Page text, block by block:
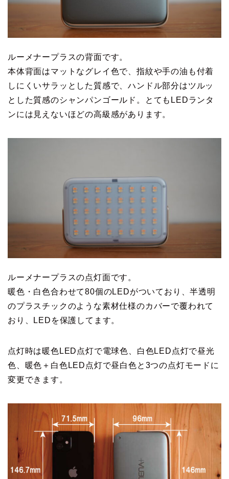
ルーメナープラスの背面です。
本体背面はマットなグレイ色で、指紋や手の油も付着
しにくいサラッとした質感で、ハンドル部分はツルッ
とした質感のシャンパンゴールド。とてもLEDランタ
ンには見えないほどの高級感があります。
ルーメナープラスの点灯面です。
暖色・白色合わせて80個のLEDがついており、半透明
のプラスチックのような素材仕様のカバーで覆われて
おり、LEDを保護してます。
点灯時は暖色LED点灯で電球色、白色LED点灯で昼光
色、暖色＋白色LED点灯で昼白色と3つの点灯モードに
変更できます。